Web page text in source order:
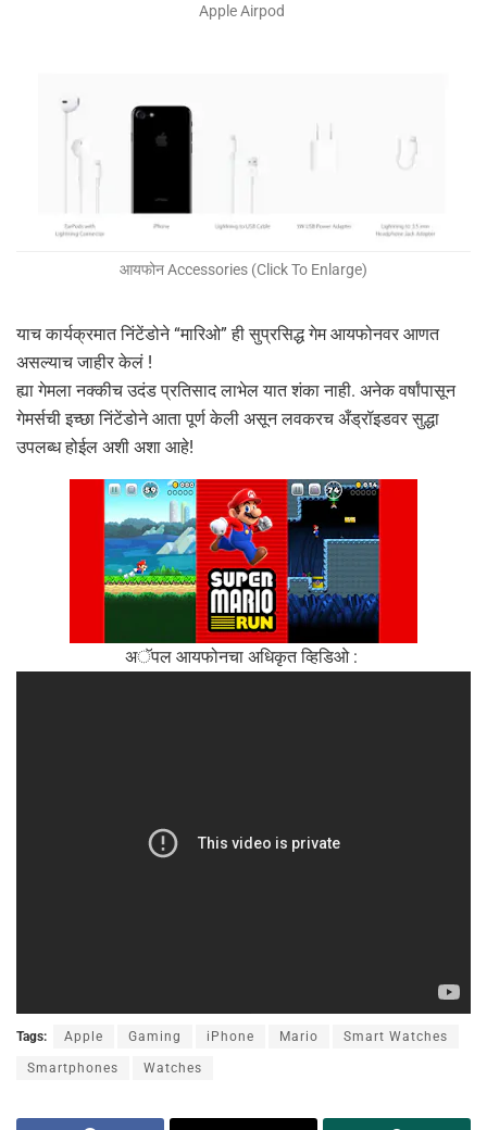
Apple Airpod
आयफोन Accessories (Click To Enlarge)
याच कार्यक्रमात निंटेंडोने “मारिओ” ही सुप्रसिद्ध गेम आयफोनवर आणत
असल्याच जाहीर केलं !
ह्या गेमला नक्कीच उदंड प्रतिसाद लाभेल यात शंका नाही. अनेक वर्षांपासून
गेमर्सची इच्छा निंटेंडोने आता पूर्ण केली असून लवकरच अँड्रॉइडवर सुद्धा
उपलब्ध होईल अशी अशा आहे!
अॅपल आयफोनचा अधिकृत व्हिडिओ :
Tags: Apple Gaming iPhone Mario Smart Watches
Smartphones Watches